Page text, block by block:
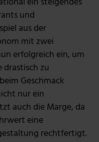
und
aus der
mit zwei
erfolgreich ein, um
zu
Geschmack
nur ein
auch die Marge, da
eine
rechtfertigt.